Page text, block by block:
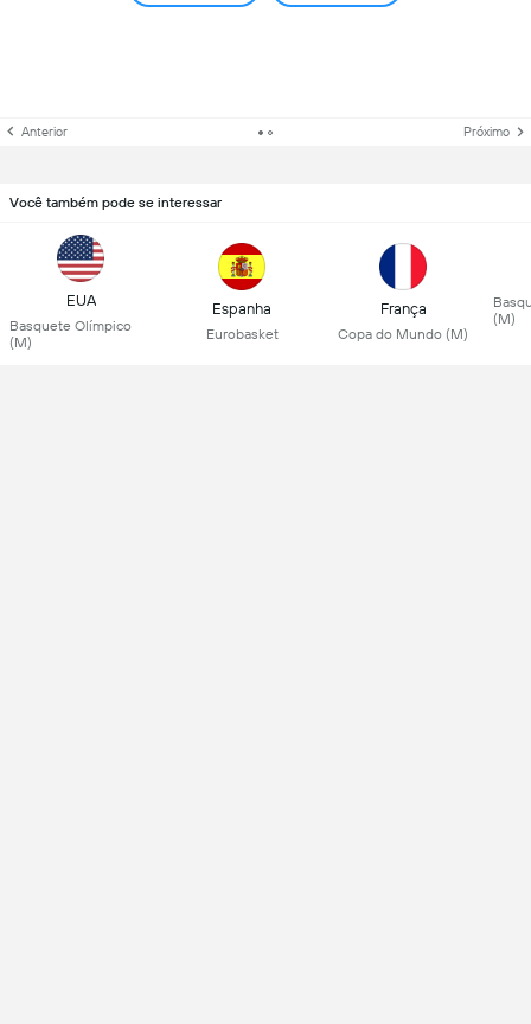
Anterior Próximo
Você também pode se interessar
EUA
Basquete Olímpico
(M)
Espanha
Eurobasket
França
Copa do Mundo (M)
(M)